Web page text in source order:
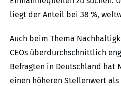
liegt der Anteil bei 38 %,
Auch beim Thema
CEOs überdurchschnittlich
Befragten in Deutschland hat
einen höheren Stellenwert